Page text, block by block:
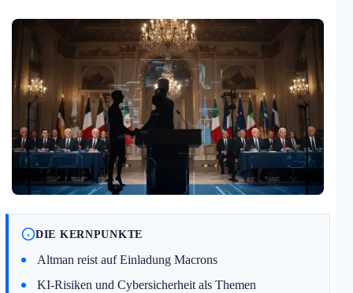
DIE KERNPUNKTE
Altman reist auf Einladung Macrons
KI-Risiken und Cybersicherheit als Themen